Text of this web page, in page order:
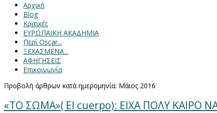
Αρχική
Blog
Κριτικές
ΕΥΡΩΠΑΙΚΗ ΑΚΑΔΗΜΙΑ
Περί Oscar...
ΞΕΧΑΣΜΕΝΑ...
ΑΦΗΓΗΣΕΙΣ
Επικοινωνία
Προβολή άρθρων κατά ημερομηνία: Μάιος 2016
«ΤΟ ΣΩΜΑ»( El cuerpo): ΕΙΧΑ ΠΟΛΥ ΚΑΙΡΟ